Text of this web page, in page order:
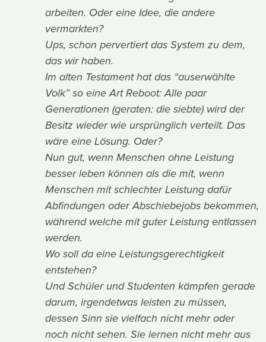
arbeiten. Oder eine Idee, die andere
vermarkten?
Ups, schon pervertiert das System zu dem,
das wir haben.
Im alten Testament hat das “auserwählte
Volk” so eine Art Reboot: Alle paar
Generationen (geraten: die siebte) wird der
Besitz wieder wie ursprünglich verteilt. Das
wäre eine Lösung. Oder?
Nun gut, wenn Menschen ohne Leistung
besser leben können als die mit, wenn
Menschen mit schlechter Leistung dafür
Abfindungen oder Abschiebejobs bekommen,
während welche mit guter Leistung entlassen
werden.
Wo soll da eine Leistungsgerechtigkeit
entstehen?
Und Schüler und Studenten kämpfen gerade
darum, irgendetwas leisten zu müssen,
dessen Sinn sie vielfach nicht mehr oder
noch nicht sehen. Sie lernen nicht mehr aus